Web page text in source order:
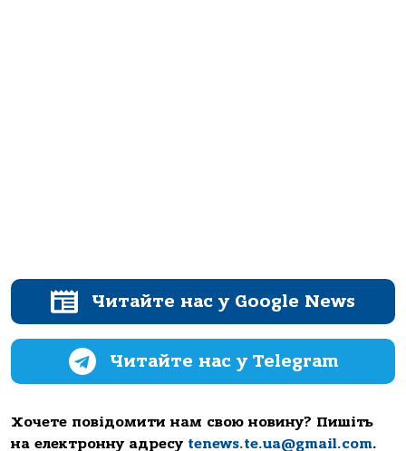
Читайте нас у Google News
Читайте нас у Telegram
Хочете повідомити нам свою новину? Пишіть
на електронну адресу tenews.te.ua@gmail.com.